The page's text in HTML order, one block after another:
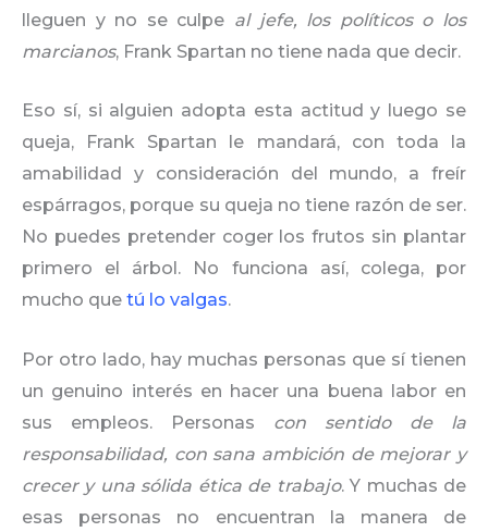
lleguen y no se culpe al jefe, los políticos o los
marcianos, Frank Spartan no tiene nada que decir.
Eso sí, si alguien adopta esta actitud y luego se
queja, Frank Spartan le mandará, con toda la
amabilidad y consideración del mundo, a freír
espárragos, porque su queja no tiene razón de ser.
No puedes pretender coger los frutos sin plantar
primero el árbol. No funciona así, colega, por
mucho que tú lo valgas.
Por otro lado, hay muchas personas que sí tienen
un genuino interés en hacer una buena labor en
sus empleos. Personas con sentido de la
responsabilidad, con sana ambición de mejorar y
crecer y una sólida ética de trabajo. Y muchas de
esas personas no encuentran la manera de